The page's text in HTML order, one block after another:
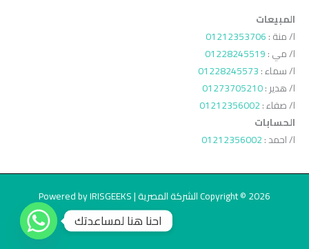
المبيعات
ا/ منة :01212353706
ا/ مي :01228245519
ا/ سماء :01228245573
ا/ هدير :01273705210
ا/ صفاء :01212356002
الحسابات
ا/ احمد :01212356002
Copyright © 2026 الشركة المصرية | Powered by IRISGEEKS
احنا هنا لمساعدتك